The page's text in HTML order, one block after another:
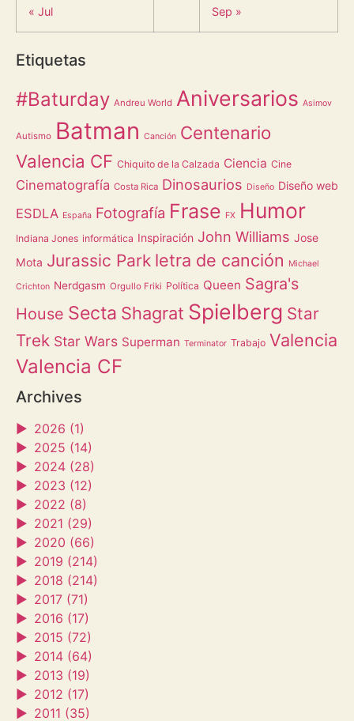
« Jul Sep »
Etiquetas
#Baturday Andreu World Aniversarios Asimov
Autismo Batman Canción Centenario
Valencia CF Chiquito de la Calzada Ciencia Cine
Cinematografía Costa Rica Dinosaurios Diseño Diseño web
ESDLA España Fotografía Frase FX Humor
Indiana Jones informática Inspiración John Williams Jose
Mota Jurassic Park letra de canción Michael
Crichton Nerdgasm Orgullo Friki Política Queen Sagra's
House Secta Shagrat Spielberg Star
Trek Star Wars Superman Terminator Trabajo Valencia
Valencia CF
Archives
► 2026 (1)
► 2025 (14)
► 2024 (28)
► 2023 (12)
► 2022 (8)
► 2021 (29)
► 2020 (66)
► 2019 (214)
► 2018 (214)
► 2017 (71)
► 2016 (17)
► 2015 (72)
► 2014 (64)
► 2013 (19)
► 2012 (17)
► 2011 (35)